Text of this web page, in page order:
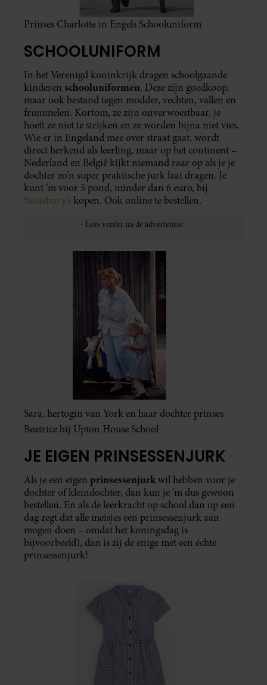
Prinses Charlotte in Engels Schooluniform
SCHOOLUNIFORM
In het Verenigd koninkrijk dragen schoolgaande
kinderen schooluniformen. Deze zijn goedkoop,
maar ook bestand tegen modder, vechten, vallen en
frummelen. Kortom, ze zijn onverwoestbaar, je
hoeft ze niet te strijken en ze worden bijna niet vies.
Wie er in Engeland mee over straat gaat, wordt
direct herkend als leerling, maar op het continent –
Nederland en België kijkt niemand raar op als je je
dochter zo’n super praktische jurk laat dragen. Je
kunt ‘m voor 5 pond, minder dan 6 euro, bij
Sainsbury’skopen. Ook online te bestellen.
Sara, hertogin van York en haar dochter prinses
Beatrice bij Upton House School
JE EIGEN PRINSESSENJURK
Als je een eigen prinsessenjurkwil hebben voor je
dochter of kleindochter, dan kun je ‘m dus gewoon
bestellen. En als de leerkracht op school dan op een
dag zegt dat alle meisjes een prinsessenjurk aan
mogen doen – omdat het koningsdag is
bijvoorbeeld), dan is zij de enige met een échte
prinsessenjurk!